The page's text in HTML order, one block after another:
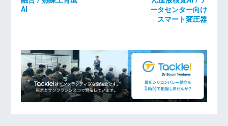
AI
ータセンター向け
スマート変圧器